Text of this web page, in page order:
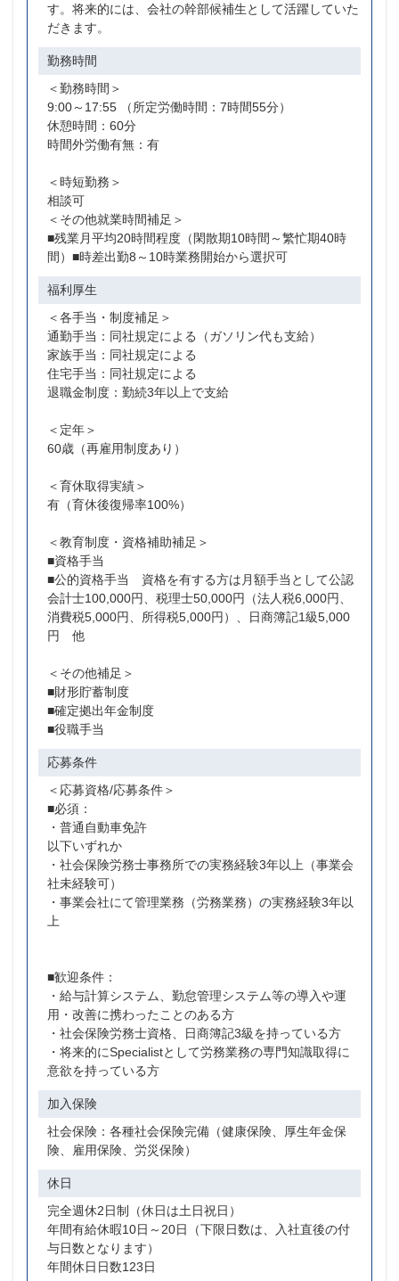
す。将来的には、会社の幹部候補生として活躍していた
だきます。
勤務時間
＜勤務時間＞
9:00～17:55 （所定労働時間：7時間55分）
休憩時間：60分
時間外労働有無：有
＜時短勤務＞
相談可
＜その他就業時間補足＞
■残業月平均20時間程度（閑散期10時間～繁忙期40時
間）■時差出勤8～10時業務開始から選択可
福利厚生
＜各手当・制度補足＞
通勤手当：同社規定による（ガソリン代も支給）
家族手当：同社規定による
住宅手当：同社規定による
退職金制度：勤続3年以上で支給
＜定年＞
60歳（再雇用制度あり）
＜育休取得実績＞
有（育休後復帰率100%）
＜教育制度・資格補助補足＞
■資格手当
■公的資格手当 資格を有する方は月額手当として公認
会計士100,000円、税理士50,000円（法人税6,000円、
消費税5,000円、所得税5,000円）、日商簿記1級5,000
円 他
＜その他補足＞
■財形貯蓄制度
■確定拠出年金制度
■役職手当
応募条件
＜応募資格/応募条件＞
■必須：
・普通自動車免許
以下いずれか
・社会保険労務士事務所での実務経験3年以上（事業会
社未経験可）
・事業会社にて管理業務（労務業務）の実務経験3年以
上
■歓迎条件：
・給与計算システム、勤怠管理システム等の導入や運
用・改善に携わったことのある方
・社会保険労務士資格、日商簿記3級を持っている方
・将来的にSpecialistとして労務業務の専門知識取得に
意欲を持っている方
加入保険
社会保険：各種社会保険完備（健康保険、厚生年金保
険、雇用保険、労災保険）
休日
完全週休2日制（休日は土日祝日）
年間有給休暇10日～20日（下限日数は、入社直後の付
与日数となります）
年間休日日数123日